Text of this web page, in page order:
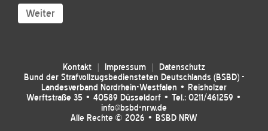
Weiter
Kontakt Impressum
Datenschutz
Bund der Strafvollzugsbediensteten Deutschlands (BSBD) -
Landesverband Nordrhein-Westfalen • Reisholzer
Werftstraße 35 • 40589 Düsseldorf • Tel.: 0211/461259 •
info@bsbd-nrw.de
Alle Rechte © 2026 • BSBD NRW